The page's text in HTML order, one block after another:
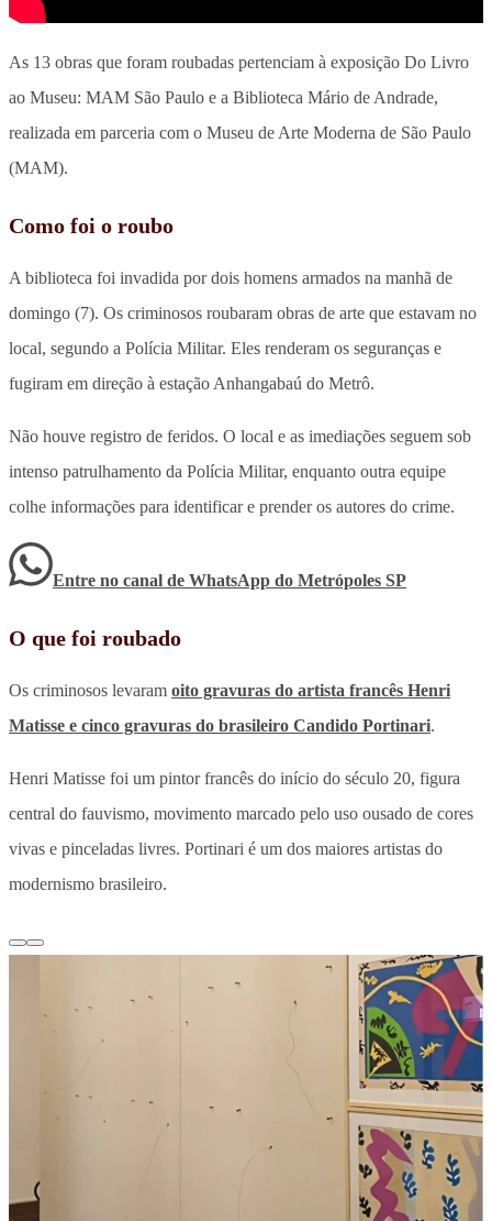
As 13 obras que foram roubadas pertenciam à exposição Do Livro
ao Museu: MAM São Paulo e a Biblioteca Mário de Andrade,
realizada em parceria com o Museu de Arte Moderna de São Paulo
(MAM).
Como foi o roubo
A biblioteca foi invadida por dois homens armados na manhã de
domingo (7). Os criminosos roubaram obras de arte que estavam no
local, segundo a Polícia Militar. Eles renderam os seguranças e
fugiram em direção à estação Anhangabaú do Metrô.
Não houve registro de feridos. O local e as imediações seguem sob
intenso patrulhamento da Polícia Militar, enquanto outra equipe
colhe informações para identificar e prender os autores do crime.
Entre no canal de WhatsApp do Metrópoles SP
O que foi roubado
Os criminosos levaram oito gravuras do artista francês Henri
Matisse e cinco gravuras do brasileiro Candido Portinari.
Henri Matisse foi um pintor francês do início do século 20, figura
central do fauvismo, movimento marcado pelo uso ousado de cores
vivas e pinceladas livres. Portinari é um dos maiores artistas do
modernismo brasileiro.